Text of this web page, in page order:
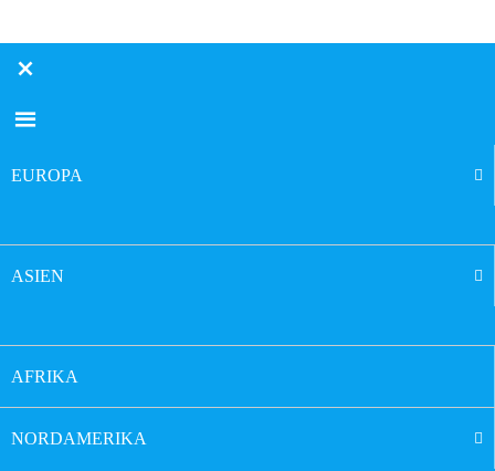
EUROPA
ASIEN
AFRIKA
NORDAMERIKA